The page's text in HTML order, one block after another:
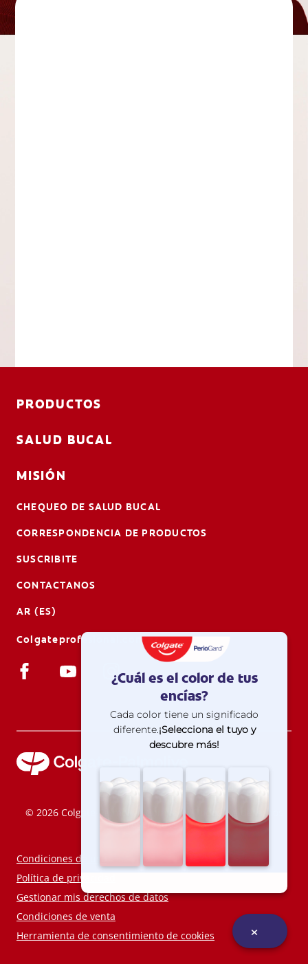
PRODUCTOS
SALUD BUCAL
MISIÓN
CHEQUEO DE SALUD BUCAL
CORRESPONDENCIA DE PRODUCTOS
SUSCRIBITE
CONTACTANOS
AR (ES)
Colgateprofesional.com.ar
© 2026 Colgate-Palmolive Company. Todos los derechos
reservados.
Condiciones de uso
Política de privacidad
Gestionar mis derechos de datos
Condiciones de venta
Herramienta de consentimiento de cookies